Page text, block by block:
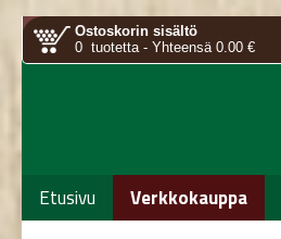
Ostoskorin sisältö
0 tuotetta - Yhteensä 0.00 €
Etusivu Verkkokauppa